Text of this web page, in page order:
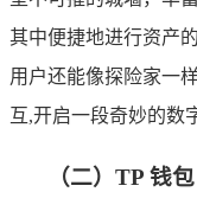
其中便捷地进行资产
用户还能像探险家一
互,开启一段奇妙的数
（二）TP 钱包